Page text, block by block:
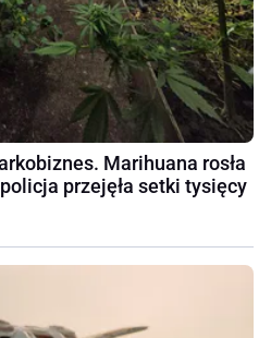
Marihuana rosła
przejęła setki tysięcy